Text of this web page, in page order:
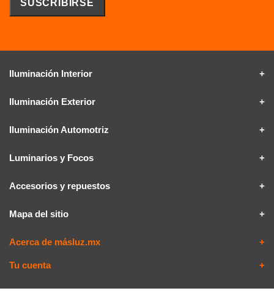
Iluminación Interior
Iluminación Exterior
Iluminación Automotriz
Luminarios y Focos
Accesorios y repuestos
Mapa del sitio
Acerca de másluz.mx
Tu cuenta